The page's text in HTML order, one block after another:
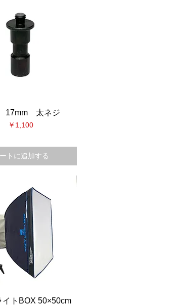
17mm 太ネジ
価格
￥1,100
トに追加する
イトBOX 50×50cm